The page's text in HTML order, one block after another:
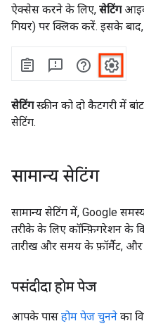
ऐक्सेस करने के लिए, सेटिंग
गियर) पर क्लिक करें. इसके बाद,
सेटिंगस्क्रीन को दो कैटगरी में
सेटिंग.
सामान्य सेटिंग
सामान्य सेटिंग में, Google
तरीके के लिए कॉन्फ़िगरेशन के
तारीख और समय के फ़ॉर्मैट, और
पसंदीदा होम पेज
आपके पास होम पेज चुनने का